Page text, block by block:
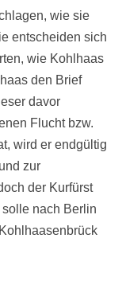
wie sie
entscheiden sich
wie Kohlhaas
den Brief
davor
Flucht bzw.
wird er endgültig
zur
der Kurfürst
nach Berlin